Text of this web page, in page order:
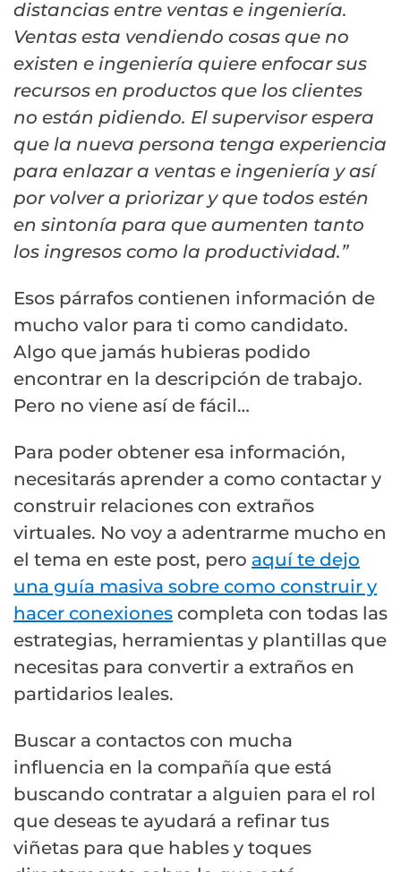
distancias entre ventas e ingeniería.
Ventas esta vendiendo cosas que no
existen e ingeniería quiere enfocar sus
recursos en productos que los clientes
no están pidiendo. El supervisor espera
que la nueva persona tenga experiencia
para enlazar a ventas e ingeniería y así
por volver a priorizar y que todos estén
en sintonía para que aumenten tanto
los ingresos como la productividad.”
Esos párrafos contienen información de
mucho valor para ti como candidato.
Algo que jamás hubieras podido
encontrar en la descripción de trabajo.
Pero no viene así de fácil…
Para poder obtener esa información,
necesitarás aprender a como contactar y
construir relaciones con extraños
virtuales. No voy a adentrarme mucho en
el tema en este post, pero aquí te dejo
una guía masiva sobre como construir y
hacer conexiones completa con todas las
estrategias, herramientas y plantillas que
necesitas para convertir a extraños en
partidarios leales.
Buscar a contactos con mucha
influencia en la compañía que está
buscando contratar a alguien para el rol
que deseas te ayudará a refinar tus
viñetas para que hables y toques